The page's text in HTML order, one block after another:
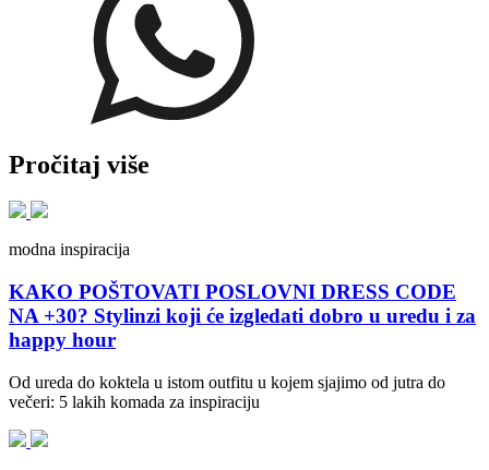
Pročitaj više
modna inspiracija
KAKO POŠTOVATI POSLOVNI DRESS CODE
NA +30? Stylinzi koji će izgledati dobro u uredu i za
happy hour
Od ureda do koktela u istom outfitu u kojem sjajimo od jutra do
večeri: 5 lakih komada za inspiraciju